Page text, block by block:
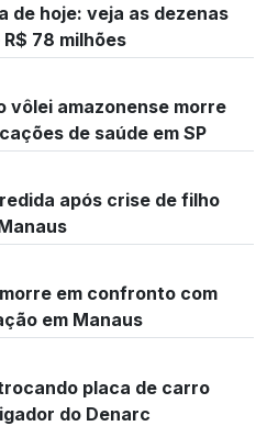
de hoje: veja as dezenas
78 milhões
vôlei amazonense morre
de saúde em SP
após crise de filho
em confronto com
em Manaus
placa de carro
do Denarc